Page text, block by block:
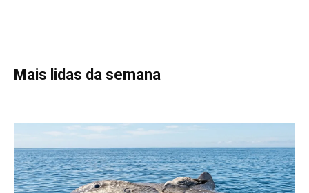
Peixe-lua emerge horizontalmente na superfície oceânica para
permitir que aves marinhas removam ectoparasitas